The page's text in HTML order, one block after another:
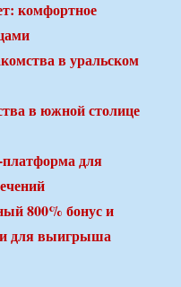
комфортное
в уральском
в южной столице
для
800% бонус и
для выигрыша